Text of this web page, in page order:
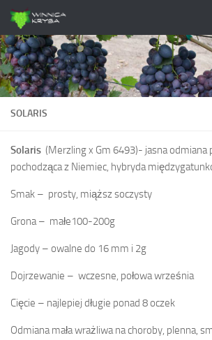
Skip to content
SOLARIS
Solaris (Merzling x Gm 6493)- jasna odmiana
pochodząca z Niemiec, hybryda
Smak – prosty, miąższ soczysty
Grona – małe100-200g
Jagody – owalne do 16 mm i 2g
Dojrzewanie – wczesne, połowa września
Cięcie – najlepiej długie ponad 8 oczek
Odmiana mała wrażliwa na choroby, plenna,